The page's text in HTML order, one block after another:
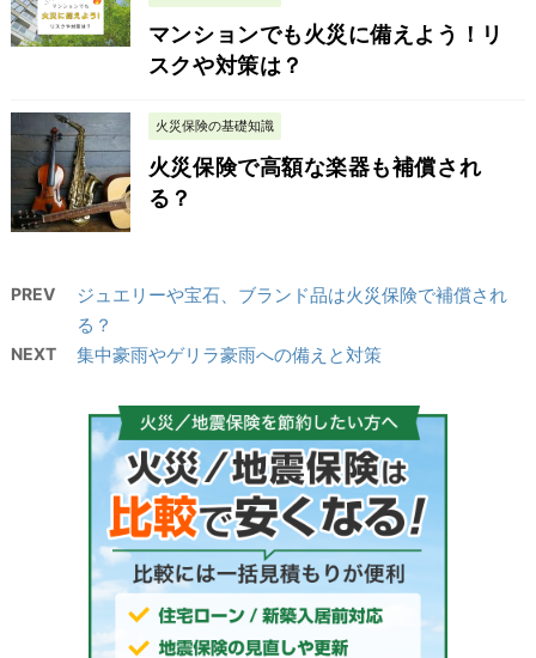
マンションでも火災に備えよう！リ
スクや対策は？
火災保険の基礎知識
火災保険で高額な楽器も補償され
る？
PREV
ジュエリーや宝石、ブランド品は火災保険で補償され
る？
NEXT 集中豪雨やゲリラ豪雨への備えと対策